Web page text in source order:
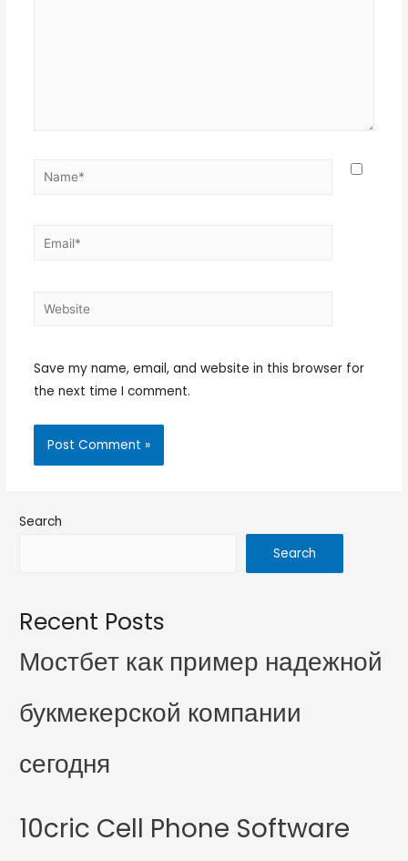
Save my name, email, and website in this browser for
the next time I comment.
Search
Search
Recent Posts
Мостбет как пример надежной
букмекерской компании
сегодня
10cric Cell Phone Software